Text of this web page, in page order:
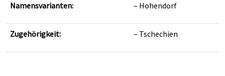
Namensvarianten: Hohendorf
Zugehörigkeit: Tschechien